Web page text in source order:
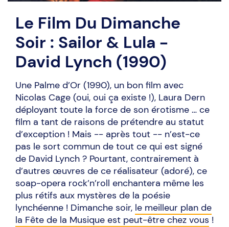
Le Film Du Dimanche
Soir : Sailor & Lula -
David Lynch (1990)
Une Palme d’Or (1990), un bon film avec
Nicolas Cage (oui, oui ça existe !), Laura Dern
déployant toute la force de son érotisme … ce
film a tant de raisons de prétendre au statut
d’exception ! Mais -- après tout -- n’est-ce
pas le sort commun de tout ce qui est signé
de David Lynch ? Pourtant, contrairement à
d’autres œuvres de ce réalisateur (adoré), ce
soap-opera rock’n’roll enchantera même les
plus rétifs aux mystères de la poésie
lynchéenne ! Dimanche soir, le meilleur plan de
la Fête de la Musique est peut-être chez vous !